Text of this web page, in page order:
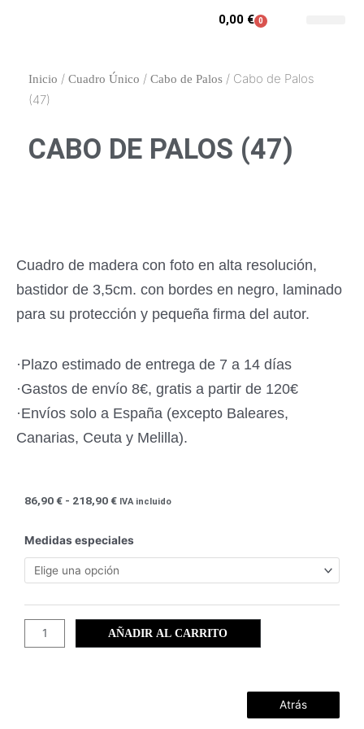
0,00 € 0
Carrito
Inicio / Cuadro Único / Cabo de Palos / Cabo de Palos
(47)
CABO DE PALOS (47)
Cuadro de madera con foto en alta resolución,
bastidor de 3,5cm. con bordes en negro, laminado
para su protección y pequeña firma del autor.
·Plazo estimado de entrega de 7 a 14 días
·Gastos de envío 8€, gratis a partir de 120€
·Envíos solo a España (excepto Baleares,
Canarias, Ceuta y Melilla).
86,90€ - 218,90€Rango
precios:
86,90 €
218,90 €
IVA incluido
Medidas especiales
Cabo
de
Palos
cantidad
AÑADIR AL CARRITO
Atrás